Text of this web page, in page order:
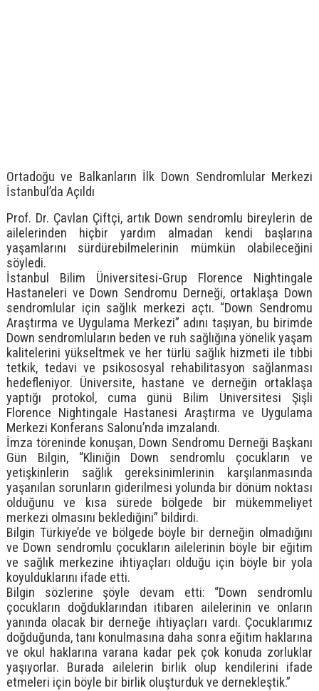
Ortadoğu ve Balkanların İlk Down Sendromlular Merkezi
İstanbul’da Açıldı
Prof. Dr. Çavlan Çiftçi, artık Down sendromlu bireylerin de
ailelerinden hiçbir yardım almadan kendi başlarına
yaşamlarını sürdürebilmelerinin mümkün olabileceğini
söyledi.
İstanbul Bilim Üniversitesi-Grup Florence Nightingale
Hastaneleri ve Down Sendromu Derneği, ortaklaşa Down
sendromlular için sağlık merkezi açtı. “Down Sendromu
Araştırma ve Uygulama Merkezi” adını taşıyan, bu birimde
Down sendromluların beden ve ruh sağlığına yönelik yaşam
kalitelerini yükseltmek ve her türlü sağlık hizmeti ile tıbbi
tetkik, tedavi ve psikososyal rehabilitasyon sağlanması
hedefleniyor. Üniversite, hastane ve derneğin ortaklaşa
yaptığı protokol, cuma günü Bilim Üniversitesi Şişli
Florence Nightingale Hastanesi Araştırma ve Uygulama
Merkezi Konferans Salonu’nda imzalandı.
İmza töreninde konuşan, Down Sendromu Derneği Başkanı
Gün Bilgin, “Kliniğin Down sendromlu çocukların ve
yetişkinlerin sağlık gereksinimlerinin karşılanmasında
yaşanılan sorunların giderilmesi yolunda bir dönüm noktası
olduğunu ve kısa sürede bölgede bir mükemmeliyet
merkezi olmasını beklediğini” bildirdi.
Bilgin Türkiye’de ve bölgede böyle bir derneğin olmadığını
ve Down sendromlu çocukların ailelerinin böyle bir eğitim
ve sağlık merkezine ihtiyaçları olduğu için böyle bir yola
koyulduklarını ifade etti.
Bilgin sözlerine şöyle devam etti: “Down sendromlu
çocukların doğduklarından itibaren ailelerinin ve onların
yanında olacak bir derneğe ihtiyaçları vardı. Çocuklarımız
doğduğunda, tanı konulmasına daha sonra eğitim haklarına
ve okul haklarına varana kadar pek çok konuda zorluklar
yaşıyorlar. Burada ailelerin birlik olup kendilerini ifade
etmeleri için böyle bir birlik oluşturduk ve dernekleştik.”